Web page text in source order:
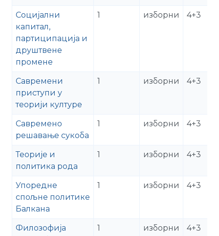
Социјални
капитал,
партиципација и
друштвене
промене
1 изборни 4+3
Савремени
приступи у
теорији културе
1 изборни 4+3
Савремено
решавање сукоба
1 изборни 4+3
Теорије и
политика рода
1 изборни 4+3
Упоредне
спољне политике
Балкана
1 изборни 4+3
Филозофија
1 изборни 4+3